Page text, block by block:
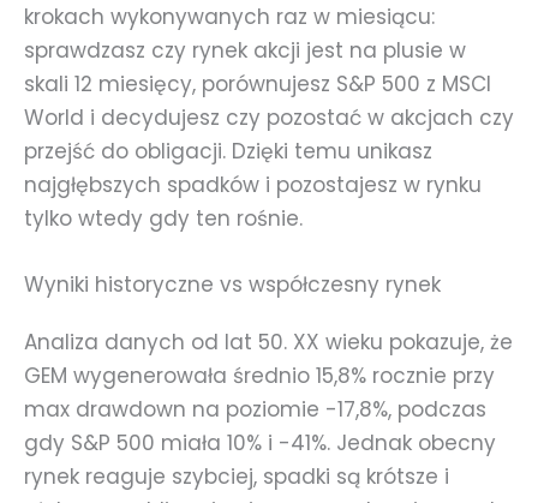
krokach wykonywanych raz w miesiącu:
sprawdzasz czy rynek akcji jest na plusie w
skali 12 miesięcy, porównujesz S&P 500 z MSCI
World i decydujesz czy pozostać w akcjach czy
przejść do obligacji. Dzięki temu unikasz
najgłębszych spadków i pozostajesz w rynku
tylko wtedy gdy ten rośnie.
Wyniki historyczne vs współczesny rynek
Analiza danych od lat 50. XX wieku pokazuje, że
GEM wygenerowała średnio 15,8% rocznie przy
max drawdown na poziomie -17,8%, podczas
gdy S&P 500 miała 10% i -41%. Jednak obecny
rynek reaguje szybciej, spadki są krótsze i